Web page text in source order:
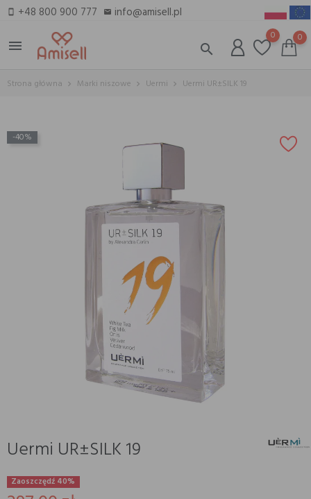
smartphone +48 800 900 777 email info@amisell.pl
menu
search
0 0
Strona główna Marki niszowe Uermi Uermi UR±SILK 19
-40%
Uermi UR±SILK 19
Zaoszczędź 40%